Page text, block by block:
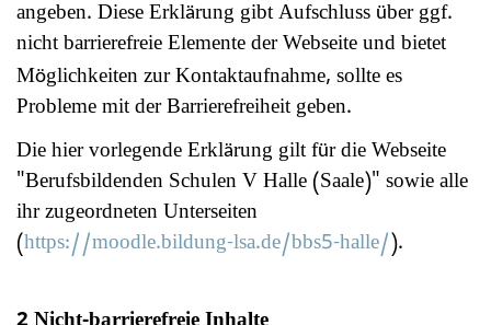
angeben. Diese Erklärung gibt Aufschluss über ggf.
nicht barrierefreie Elemente der Webseite und bietet
Möglichkeiten zur Kontaktaufnahme, sollte es
Probleme mit der Barrierefreiheit geben.
Die hier vorlegende Erklärung gilt für die Webseite
"Berufsbildenden Schulen V Halle (Saale)" sowie alle
ihr zugeordneten Unterseiten
(https://moodle.bildung-lsa.de/bbs5-halle/).